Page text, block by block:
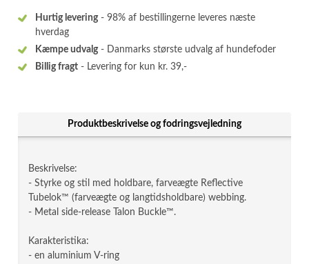
Hurtig levering- 98% af bestillingerne leveres næste
hverdag
Kæmpe udvalg- Danmarks største udvalg af hundefoder
Billig fragt - Levering for kun kr. 39,-
Produktbeskrivelse og fodringsvejledning
Beskrivelse:
- Styrke og stil med holdbare, farveægte Reflective
Tubelok™ (farveægte og langtidsholdbare) webbing.
- Metal side-release Talon Buckle™.
Karakteristika:
- en aluminium V-ring